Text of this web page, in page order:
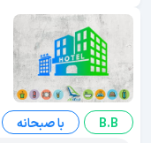
B.B
با صبحانه